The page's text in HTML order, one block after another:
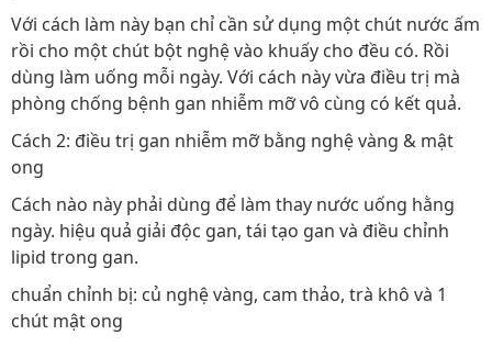
Với cách làm này bạn chỉ cần sử dụng một chút nước ấm
rồi cho một chút bột nghệ vào khuấy cho đều có. Rồi
dùng làm uống mỗi ngày. Với cách này vừa điều trị mà
phòng chống bệnh gan nhiễm mỡ vô cùng có kết quả.
Cách 2: điều trị gan nhiễm mỡ bằng nghệ vàng & mật
ong
Cách nào này phải dùng để làm thay nước uống hằng
ngày. hiệu quả giải độc gan, tái tạo gan và điều chỉnh
lipid trong gan.
chuẩn chỉnh bị: củ nghệ vàng, cam thảo, trà khô và 1
chút mật ong